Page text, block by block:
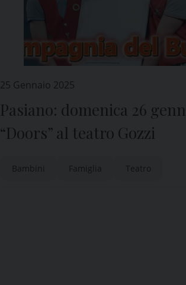
25 Gennaio 2025
Pasiano: domenica 26
“Doors” al teatro Gozzi
Bambini Famiglia Teatro